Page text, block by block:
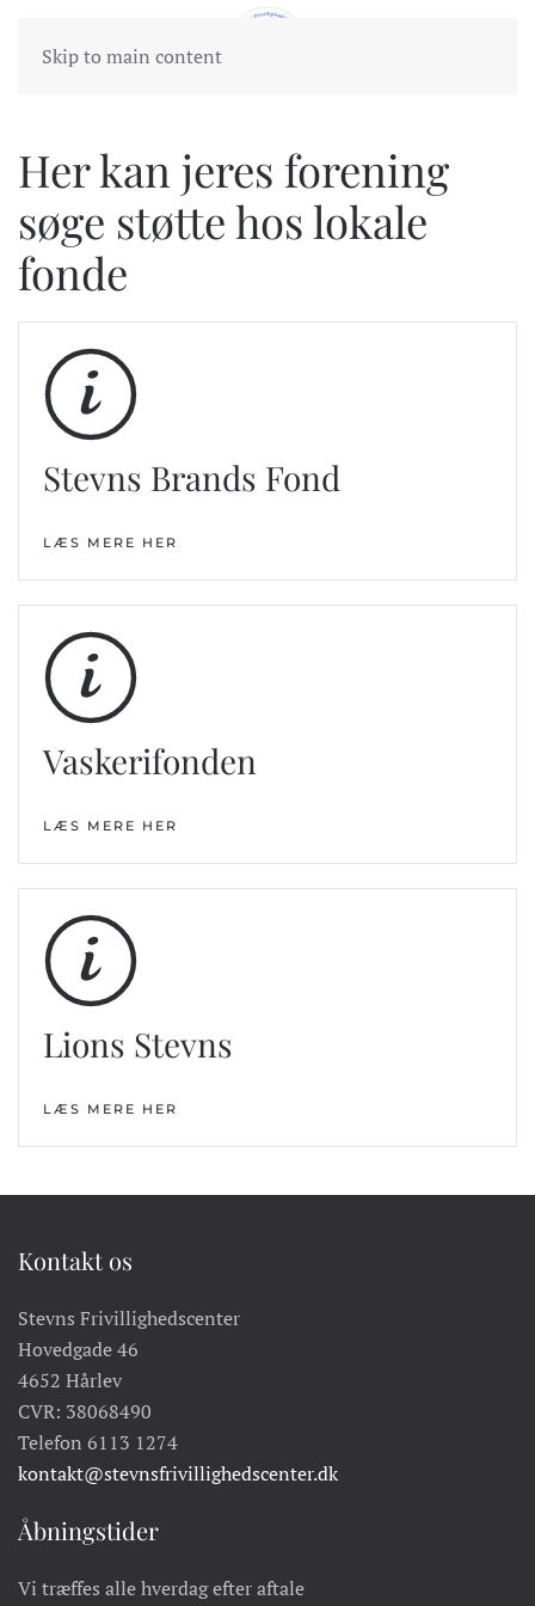
Skip to main content
Her kan jeres forening
søge støtte hos lokale
fonde
Stevns Brands Fond
LÆS MERE HER
Vaskerifonden
LÆS MERE HER
Lions Stevns
LÆS MERE HER
Kontakt os
Stevns Frivillighedscenter
Hovedgade 46
4652 Hårlev
CVR: 38068490
Telefon 6113 1274
kontakt@stevnsfrivillighedscenter.dk
Åbningstider
Vi træffes alle hverdag efter aftale